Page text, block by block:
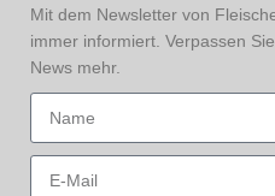
Mit dem Newsletter von
immer informiert. Verpassen
News mehr.